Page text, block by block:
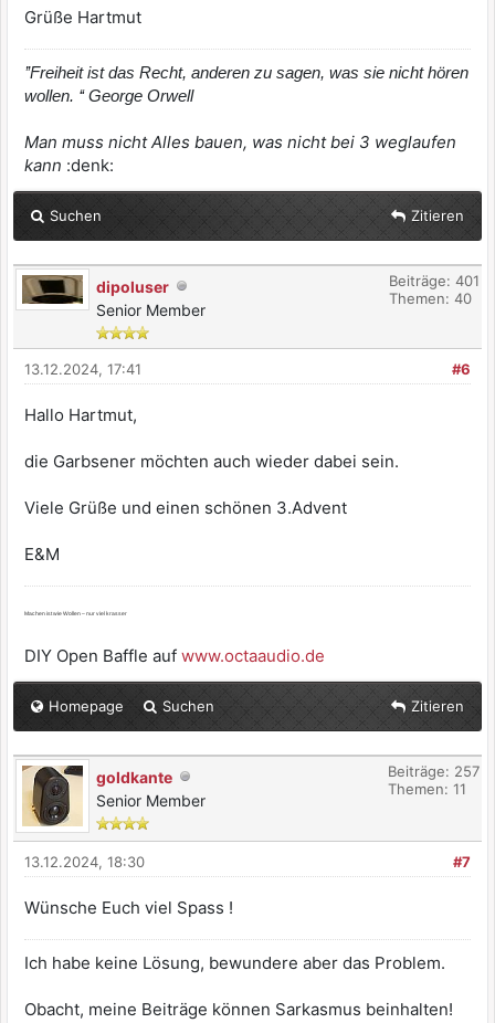
Grüße Hartmut
’’Freiheit ist das Recht, anderen zu sagen, was sie nicht hören
wollen. ‘‘ George Orwell
Man muss nicht Alles bauen, was nicht bei 3 weglaufen
kann :denk:
Suchen Zitieren
dipoluser
Senior Member
Beiträge: 401
Themen: 40
#6
13.12.2024, 17:41
Hallo Hartmut,
die Garbsener möchten auch wieder dabei sein.
Viele Grüße und einen schönen 3.Advent
E&M
Machen ist wie Wollen – nur viel krasser
DIY Open Baffle auf www.octaaudio.de
Homepage Suchen Zitieren
goldkante
Senior Member
Beiträge: 257
Themen: 11
#7
13.12.2024, 18:30
Wünsche Euch viel Spass !
Ich habe keine Lösung, bewundere aber das Problem.
Obacht, meine Beiträge können Sarkasmus beinhalten!